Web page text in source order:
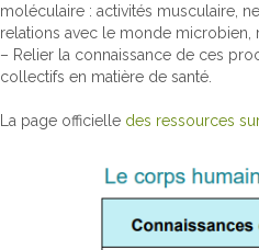
moléculaire : activités musculaire,
relations avec le monde microbien,
– Relier la connaissance de ces
collectifs en matière de santé.
La page officielle des ressources